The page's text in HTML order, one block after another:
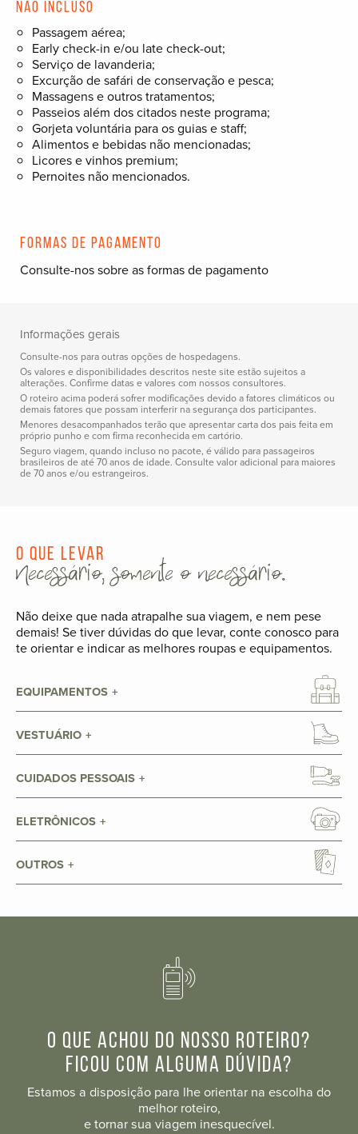
Não incluso
Passagem aérea;
Early check-in e/ou late check-out;
Serviço de lavanderia;
Excurção de safári de conservação e pesca;
Massagens e outros tratamentos;
Passeios além dos citados neste programa;
Gorjeta voluntária para os guias e staff;
Alimentos e bebidas não mencionadas;
Licores e vinhos premium;
Pernoites não mencionados.
Formas de pagamento
Consulte-nos sobre as formas de pagamento
Informações gerais
Consulte-nos para outras opções de hospedagens.
Os valores e disponibilidades descritos neste site estão sujeitos a
alterações. Confirme datas e valores com nossos consultores.
O roteiro acima poderá sofrer modificações devido a fatores climáticos ou
demais fatores que possam interferir na segurança dos participantes.
Menores desacompanhados terão que apresentar carta dos pais feita em
próprio punho e com firma reconhecida em cartório.
Seguro viagem, quando incluso no pacote, é válido para passageiros
brasileiros de até 70 anos de idade. Consulte valor adicional para maiores
de 70 anos e/ou estrangeiros.
O que levar
Necessário, somente o necessário.
Não deixe que nada atrapalhe sua viagem, e nem pese
demais! Se tiver dúvidas do que levar, conte conosco para
te orientar e indicar as melhores roupas e equipamentos.
EQUIPAMENTOS
VESTUÁRIO
CUIDADOS PESSOAIS
ELETRÔNICOS
OUTROS
O que achou do nosso roteiro?
Ficou com alguma dúvida?
Estamos a disposição para lhe orientar na escolha do
melhor roteiro,
e tornar sua viagem inesquecível.